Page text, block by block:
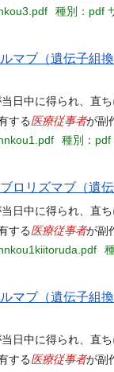
種別：pdf
マブ（遺伝子組
日中に得られ、直
する 医療従事者が副
種別：pdf
ロリズマブ（遺伝
日中に得られ、直
する 医療従事者が副
マブ（遺伝子組
日中に得られ、直
する 医療従事者が副